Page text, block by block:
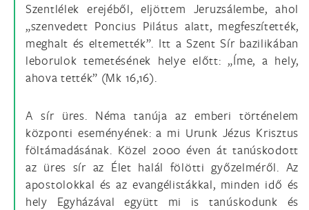
Szentlélek erejéből, eljöttem Jeruzsálembe, ahol
„szenvedett Poncius Pilátus alatt, megfeszítették,
meghalt és eltemették”. Itt a Szent Sír bazilikában
leborulok temetésének helye előtt: „Íme, a hely,
ahova tették” (Mk 16,16).
A sír üres. Néma tanúja az emberi történelem
központi eseményének: a mi Urunk Jézus Krisztus
föltámadásának. Közel 2000 éven át tanúskodott
az üres sír az Élet halál fölötti győzelméről. Az
apostolokkal és az evangélistákkal, minden idő és
hely Egyházával együtt mi is tanúskodunk és